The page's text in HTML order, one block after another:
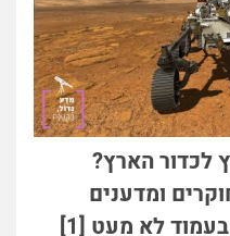
לכדור הארץ?
ומדענים
לאורך השנים, וגם אותנו בעמוד לא מעט [1]